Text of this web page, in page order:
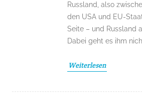
Russland, also
den USA und EU-
Seite – und Russland
Dabei geht es ihm
Weiterlesen